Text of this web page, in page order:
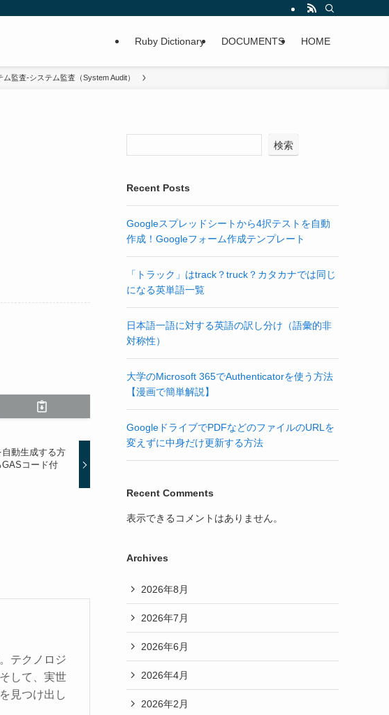
Ruby Dictionary DOCUMENTS HOME
監査-システム監査（System Audit）
動生成する方
コード付
テクノロジ
して、実世
見つけ出し
検索
Recent Posts
Googleスプレッドシートから4択テストを自動
作成！Googleフォーム作成テンプレート
「トラック」はtrack？truck？カタカナでは同じ
になる英単語一覧
日本語一語に対する英語の訳し分け（語彙的非
対称性）
大学のMicrosoft 365でAuthenticatorを使う方法
【漫画で簡単解説】
GoogleドライブでPDFなどのファイルのURLを
変えずに中身だけ更新する方法
Recent Comments
表示できるコメントはありません。
Archives
2026年8月
2026年7月
2026年6月
2026年4月
2026年2月